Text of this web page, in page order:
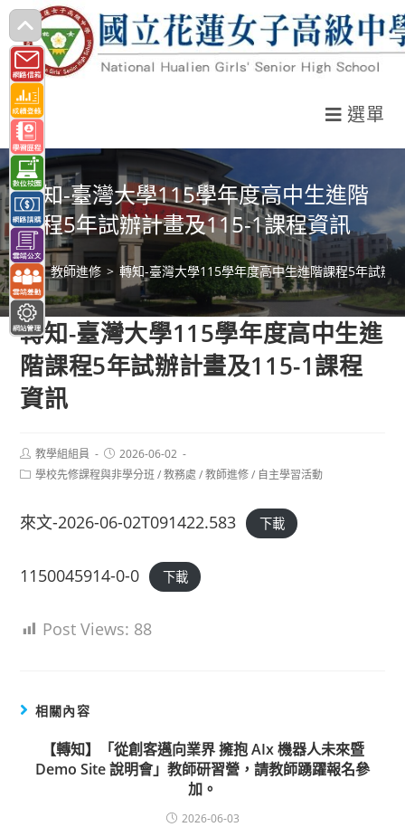
跳
轉
至
主
要
內
容
選單
轉知-臺灣大學115學年度高中生進階
課程5年試辦計畫及115-1課程資訊
> 教師進修 > 轉知-臺灣大學115學年度高中生進階課程5年試辦
轉知-臺灣大學115學年度高中生進
階課程5年試辦計畫及115-1課程
資訊
Post
author:
教學組組員
Post
published:
2026-06-02
Post學校先修課程與非學分班 / 教務處 / 教師進修 / 自主學習活動
來文-2026-06-02T091422.583 下載
1150045914-0-0 下載
Post Views: 88
相關內容
【轉知】「從創客邁向業界 擁抱 AIx 機器人未來暨
Demo Site 說明會」教師研習營，請教師踴躍報名參
加。
2026-06-03